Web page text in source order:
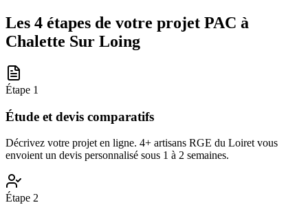
Les 4 étapes de votre projet PAC à
Chalette Sur Loing
Étape 1
Étude et devis comparatifs
Décrivez votre projet en ligne. 4+ artisans RGE du Loiret vous
envoient un devis personnalisé sous 1 à 2 semaines.
Étape 2